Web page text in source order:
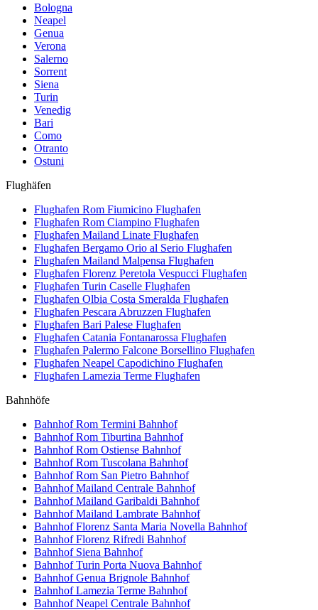
Bologna
Neapel
Genua
Verona
Salerno
Sorrent
Siena
Turin
Venedig
Bari
Como
Otranto
Ostuni
Flughäfen
Flughafen Rom Fiumicino Flughafen
Flughafen Rom Ciampino Flughafen
Flughafen Mailand Linate Flughafen
Flughafen Bergamo Orio al Serio Flughafen
Flughafen Mailand Malpensa Flughafen
Flughafen Florenz Peretola Vespucci Flughafen
Flughafen Turin Caselle Flughafen
Flughafen Olbia Costa Smeralda Flughafen
Flughafen Pescara Abruzzen Flughafen
Flughafen Bari Palese Flughafen
Flughafen Catania Fontanarossa Flughafen
Flughafen Palermo Falcone Borsellino Flughafen
Flughafen Neapel Capodichino Flughafen
Flughafen Lamezia Terme Flughafen
Bahnhöfe
Bahnhof Rom Termini Bahnhof
Bahnhof Rom Tiburtina Bahnhof
Bahnhof Rom Ostiense Bahnhof
Bahnhof Rom Tuscolana Bahnhof
Bahnhof Rom San Pietro Bahnhof
Bahnhof Mailand Centrale Bahnhof
Bahnhof Mailand Garibaldi Bahnhof
Bahnhof Mailand Lambrate Bahnhof
Bahnhof Florenz Santa Maria Novella Bahnhof
Bahnhof Florenz Rifredi Bahnhof
Bahnhof Siena Bahnhof
Bahnhof Turin Porta Nuova Bahnhof
Bahnhof Genua Brignole Bahnhof
Bahnhof Lamezia Terme Bahnhof
Bahnhof Neapel Centrale Bahnhof